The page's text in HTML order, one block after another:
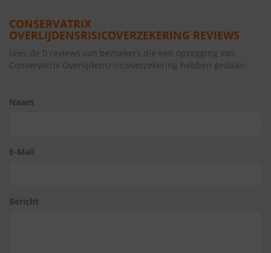
CONSERVATRIX
OVERLIJDENSRISICOVERZEKERING REVIEWS
Lees de 0 reviews van bezoekers die een opzegging van
Conservatrix Overlijdensrisicoverzekering hebben gedaan.
Naam
E-Mail
Bericht